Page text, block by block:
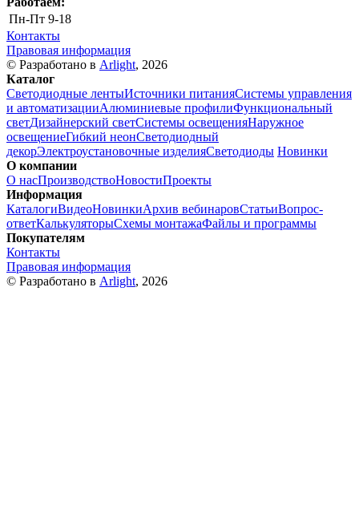
Пн-Пт 9-18
Контакты
Правовая информация
© Разработано в Arlight, 2026
Каталог
Светодиодные лентыИсточники питанияСистемы управления
и автоматизацииАлюминиевые профилиФункциональный
светДизайнерский светСистемы освещенияНаружное
освещениеГибкий неонСветодиодный
декорЭлектроустановочные изделияСветодиоды Новинки
О компании
О насПроизводствоНовостиПроекты
Информация
КаталогиВидеоНовинкиАрхив вебинаровСтатьиВопрос-
ответКалькуляторыСхемы монтажаФайлы и программы
Покупателям
Контакты
Правовая информация
© Разработано в Arlight, 2026